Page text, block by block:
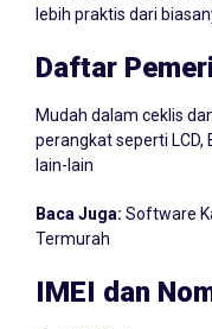
lebih praktis dari
Daftar
Mudah dalam ceklis
perangkat seperti LCD,
lain-lain
Baca Juga: Software
Termurah
IMEI dan